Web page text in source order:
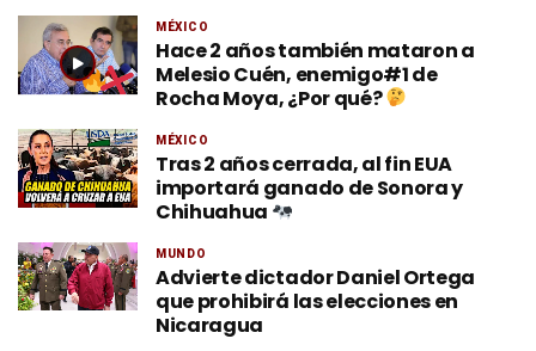
MÉXICO
Hace 2 años también mataron a
Melesio Cuén, enemigo#1 de
Rocha Moya, ¿Por qué?
MÉXICO
Tras 2 años cerrada, al fin EUA
importará ganado de Sonora y
Chihuahua
MUNDO
Advierte dictador Daniel Ortega
que prohibirá las elecciones en
Nicaragua